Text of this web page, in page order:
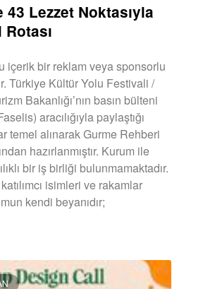
43 Lezzet Noktasıyla
içerik bir reklam veya sponsorlu
Türkiye Kültür Yolu Festivali /
Bakanlığı’nın basın bülteni
aracılığıyla paylaştığı
temel alınarak Gurme Rehberi
hazırlanmıştır. Kurum ile
bir iş birliği bulunmamaktadır.
isimleri ve rakamlar
kendi beyanıdır;